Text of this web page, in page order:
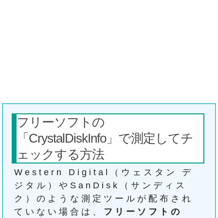
フリーソフトの
「CrystalDiskInfo」で測定してチ
ェックする方法
Western Digital（ウェスタン デ
ジタル）やSanDisk（サンディス
ク）のような測定ツールが配布され
ていない場合は、 フリーソフトの